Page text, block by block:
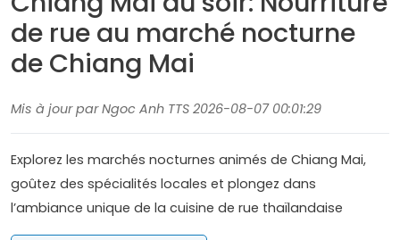
de rue au marché nocturne
de Chiang Mai
Mis à jour par Ngoc Anh TTS 2026-08-07 00:01:29
Explorez les marchés nocturnes animés de Chiang Mai,
goûtez des spécialités locales et plongez dans
l’ambiance unique de la cuisine de rue thaïlandaise